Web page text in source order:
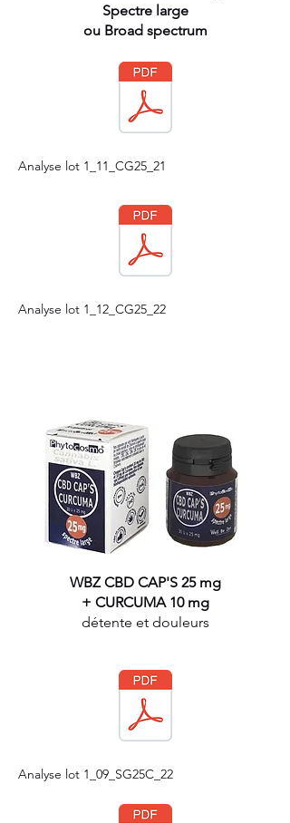
Spectre large
ou Broad spectrum
Analyse lot 1_11_CG25_21
Analyse lot 1_12_CG25_22
WBZ CBD CAP'S 25 mg
+ CURCUMA 10 mg
détente et douleurs
Analyse lot 1_09_SG25C_22